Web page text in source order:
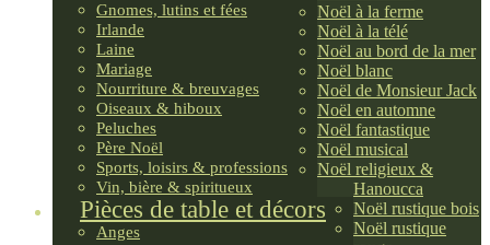
Gnomes, lutins et fées
Irlande
Laine
Mariage
Nourriture & breuvages
Oiseaux & hiboux
Peluches
Père Noël
Sports, loisirs & professions
Vin, bière & spiritueux
Pièces de table et décors
Anges
Noël à la ferme
Noël à la télé
Noël au bord de la mer
Noël blanc
Noël de Monsieur Jack
Noël en automne
Noël fantastique
Noël musical
Noël religieux &
Hanoucca
Noël rustique bois
Noël rustique